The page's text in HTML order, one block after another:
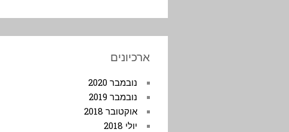
ארכיונים
נובמבר 2020
נובמבר 2019
אוקטובר 2018
יולי 2018